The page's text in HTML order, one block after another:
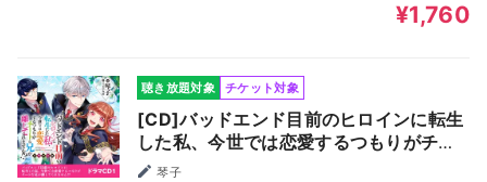
¥1,760
聴き放題対象 チケット対象
[CD]バッドエンド目前のヒロインに転生
した私、今世では恋愛するつもりがチー
トな兄が離してくれません！？ドラマCD
琴子